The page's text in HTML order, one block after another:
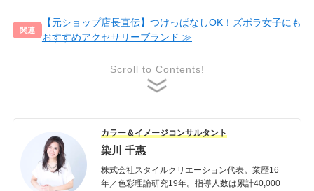
つけっぱなし
ピアス
つけっぱなし
【元ショップ店長直伝】つけっぱなしOK！ズボラ女子にも
おすすめアクセサリーブランド
Scroll to Contents!
カラー＆イメージコンサルタント
染川 千惠
株式会社スタイルクリエーション代表。業歴16
年／色彩理論研究19年。指導人数は累計40,000